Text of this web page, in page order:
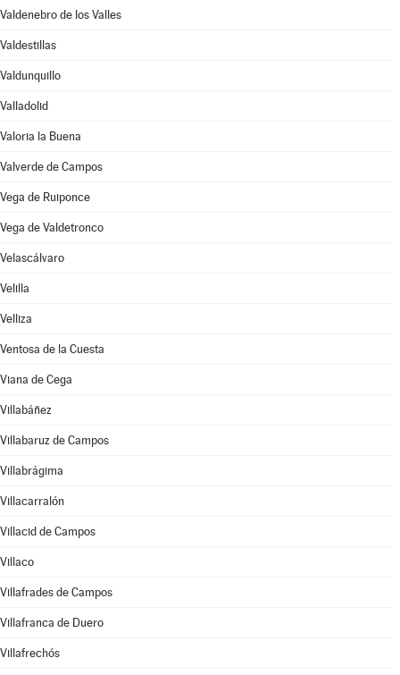
Valdenebro de los Valles
Valdestillas
Valdunquillo
Valladolid
Valoria la Buena
Valverde de Campos
Vega de Ruiponce
Vega de Valdetronco
Velascálvaro
Velilla
Velliza
Ventosa de la Cuesta
Viana de Cega
Villabáñez
Villabaruz de Campos
Villabrágima
Villacarralón
Villacid de Campos
Villaco
Villafrades de Campos
Villafranca de Duero
Villafrechós